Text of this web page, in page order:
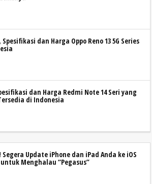
dan Harga Oppo Reno 13 5G Series
dan Harga Redmi Note 14 Seri yang
di Indonesia
Update iPhone dan iPad Anda ke iOS
Menghalau “Pegasus”